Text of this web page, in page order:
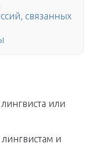
связанных
или
и